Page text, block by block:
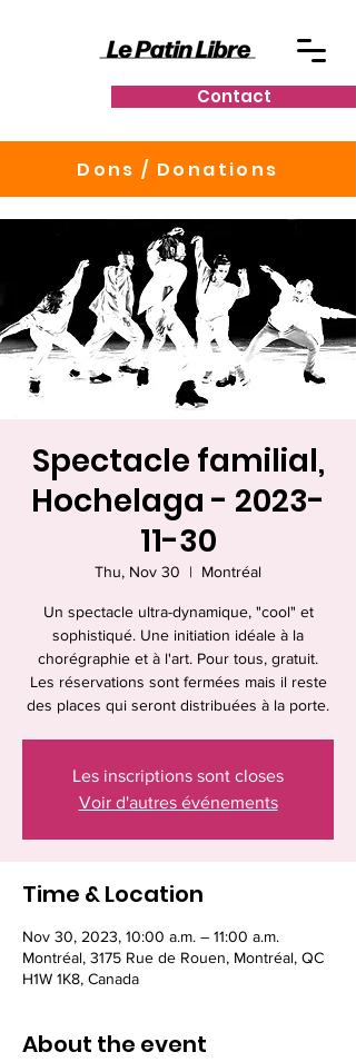
Contact
Dons / Donations
Spectacle familial,
Hochelaga - 2023-
11-30
Thu, Nov 30
  |
Montréal
Un spectacle ultra-dynamique, "cool" et
sophistiqué. Une initiation idéale à la
chorégraphie et à l'art. Pour tous, gratuit.
Les réservations sont fermées mais il reste
des places qui seront distribuées à la porte.
Les inscriptions sont closes
Voir d'autres événements
Time & Location
Nov 30, 2023, 10:00 a.m. – 11:00 a.m.
Montréal, 3175 Rue de Rouen, Montréal, QC
H1W 1K8, Canada
About the event